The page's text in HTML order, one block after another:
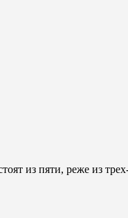
из пяти, реже из